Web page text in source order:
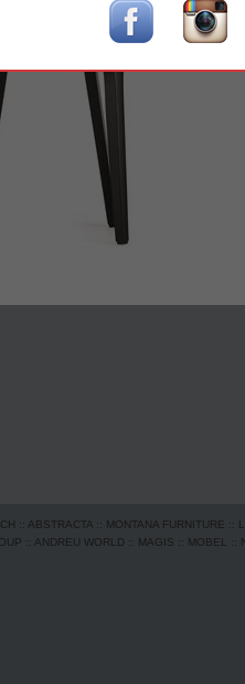
:: ABSTRACTA:: MONTANA FURNITURE ::
:: ANDREU WORLD :: MAGIS :: MOBEL ::